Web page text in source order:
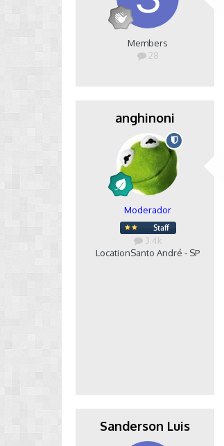
Members
28
anghinoni
Moderador
3.4k
LocationSanto André - SP
Sanderson Luis